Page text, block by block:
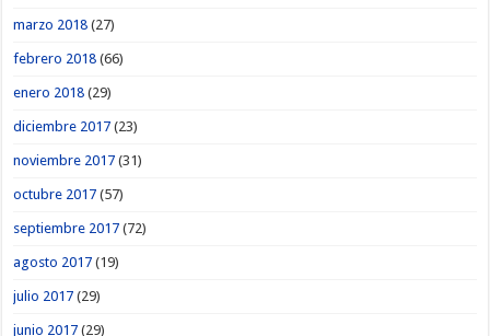
marzo 2018 (27)
febrero 2018 (66)
enero 2018 (29)
diciembre 2017 (23)
noviembre 2017 (31)
octubre 2017 (57)
septiembre 2017 (72)
agosto 2017 (19)
julio 2017 (29)
junio 2017 (29)